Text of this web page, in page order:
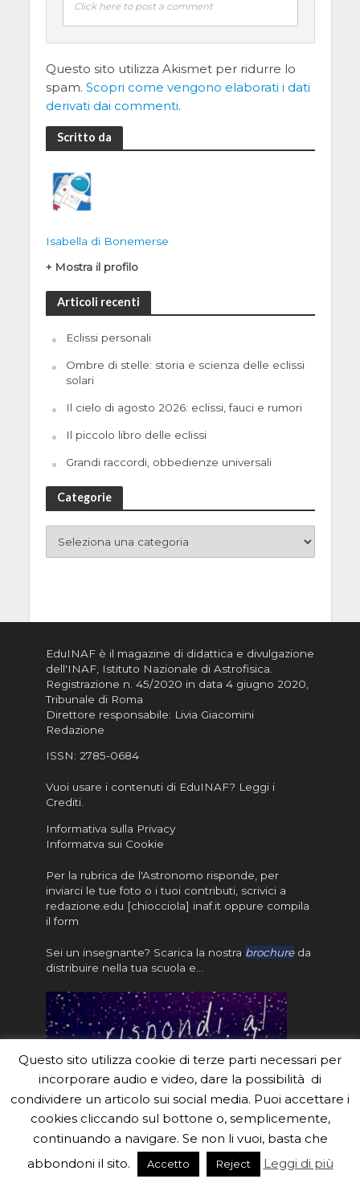
Click here to post a comment
Questo sito utilizza Akismet per ridurre lo
spam. Scopri come vengono elaborati i dati
derivati dai commenti.
Scritto da
Isabella di Bonemerse
+ Mostra il profilo
Articoli recenti
Eclissi personali
Ombre di stelle: storia e scienza delle eclissi
solari
Il cielo di agosto 2026: eclissi, fauci e rumori
Il piccolo libro delle eclissi
Grandi raccordi, obbedienze universali
Categorie
EduINAF è il magazine di didattica e divulgazione
dell'INAF, Istituto Nazionale di Astrofisica
Registrazione n. 45/2020 in data 4 giugno 2020,
Tribunale di Roma
Direttore responsabile: Livia Giacomini
Redazione
ISSN: 2785-0684
Vuoi usare i contenuti di EduINAF? Leggi i
Crediti.
Informativa sulla Privacy
Informatva sui Cookie
Per la rubrica de l'Astronomo risponde, per
inviarci le tue foto o i tuoi contributi, scrivici a
redazione.edu [chiocciola] inaf.it oppure compila
il form
Sei un insegnante? Scarica la nostra brochureda
distribuire nella tua scuola e…
#eduinaf #inaf #astronomyforabetterworld.
Theme created by Meks. Powered byWordPress.
Questo sito utilizza cookie di terze parti necessari per
incorporare audio e video, dare la possibilità di
condividere un articolo sui social media. Puoi accettare i
cookies cliccando sul bottone o, semplicemente,
continuando a navigare. Se non li vuoi, basta che
abbondoni il sito.
Accetto Reject Leggi di più